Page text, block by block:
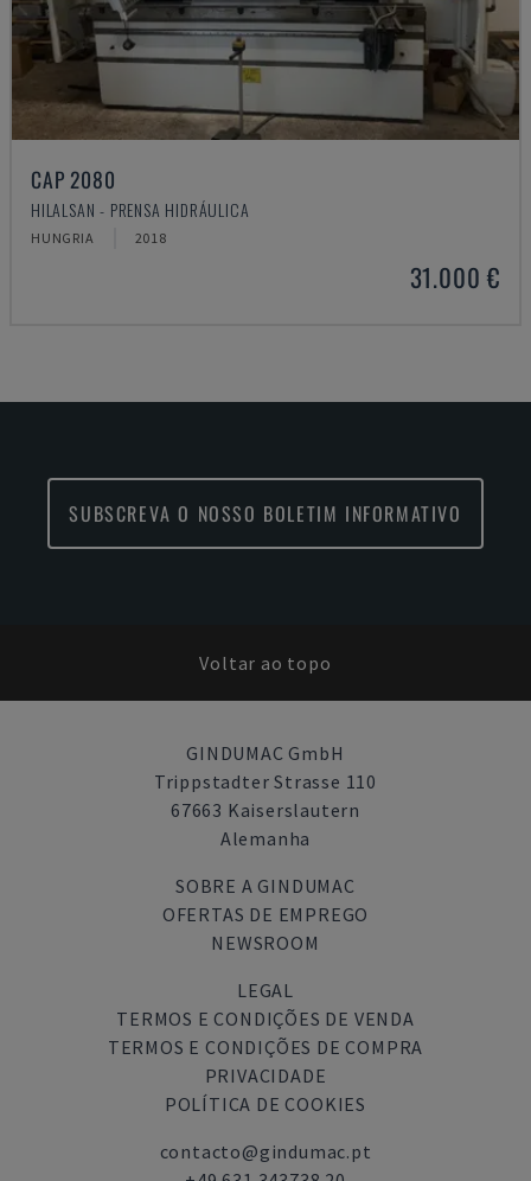
CAP 2080
HILALSAN - PRENSA HIDRÁULICA
HUNGRIA 2018
31.000 €
SUBSCREVA O NOSSO BOLETIM INFORMATIVO
Voltar ao topo
GINDUMAC GmbH
Trippstadter Strasse 110
67663 Kaiserslautern
Alemanha
SOBRE A GINDUMAC
OFERTAS DE EMPREGO
NEWSROOM
LEGAL
TERMOS E CONDIÇÕES DE VENDA
TERMOS E CONDIÇÕES DE COMPRA
PRIVACIDADE
POLÍTICA DE COOKIES
contacto@gindumac.pt